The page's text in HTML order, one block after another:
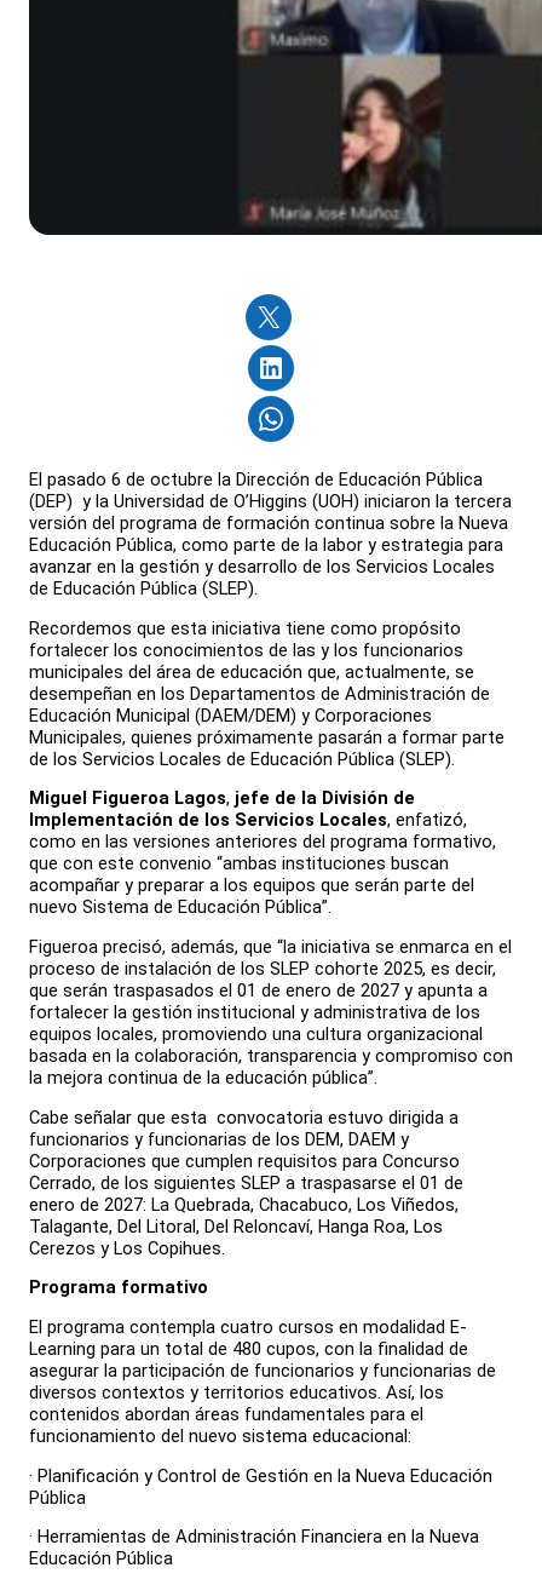
El pasado 6 de octubre la Dirección de Educación Pública
(DEP) y la Universidad de O’Higgins (UOH) iniciaron la tercera
versión del programa de formación continua sobre la Nueva
Educación Pública, como parte de la labor y estrategia para
avanzar en la gestión y desarrollo de los Servicios Locales
de Educación Pública (SLEP).
Recordemos que esta iniciativa tiene como propósito
fortalecer los conocimientos de las y los funcionarios
municipales del área de educación que, actualmente, se
desempeñan en los Departamentos de Administración de
Educación Municipal (DAEM/DEM) y Corporaciones
Municipales, quienes próximamente pasarán a formar parte
de los Servicios Locales de Educación Pública (SLEP).
Miguel Figueroa Lagos, jefe de la División de
Implementación de los Servicios Locales, enfatizó,
como en las versiones anteriores del programa formativo,
que con este convenio “ambas instituciones buscan
acompañar y preparar a los equipos que serán parte del
nuevo Sistema de Educación Pública”.
Figueroa precisó, además, que “la iniciativa se enmarca en el
proceso de instalación de los SLEP cohorte 2025, es decir,
que serán traspasados el 01 de enero de 2027 y apunta a
fortalecer la gestión institucional y administrativa de los
equipos locales, promoviendo una cultura organizacional
basada en la colaboración, transparencia y compromiso con
la mejora continua de la educación pública”.
Cabe señalar que esta convocatoria estuvo dirigida a
funcionarios y funcionarias de los DEM, DAEM y
Corporaciones que cumplen requisitos para Concurso
Cerrado, de los siguientes SLEP a traspasarse el 01 de
enero de 2027: La Quebrada, Chacabuco, Los Viñedos,
Talagante, Del Litoral, Del Reloncaví, Hanga Roa, Los
Cerezos y Los Copihues.
Programa formativo
El programa contempla cuatro cursos en modalidad E-
Learning para un total de 480 cupos, con la finalidad de
asegurar la participación de funcionarios y funcionarias de
diversos contextos y territorios educativos. Así, los
contenidos abordan áreas fundamentales para el
funcionamiento del nuevo sistema educacional:
· Planificación y Control de Gestión en la Nueva Educación
Pública
· Herramientas de Administración Financiera en la Nueva
Educación Pública